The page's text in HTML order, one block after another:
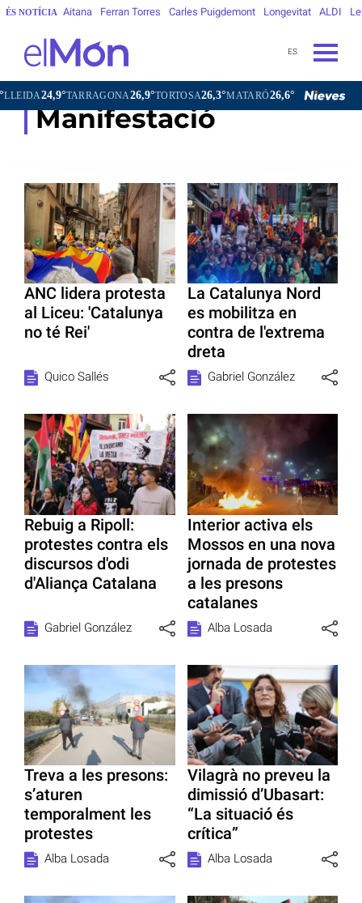
ÉS NOTÍCIA Aitana Ferran Torres Carles Puigdemont Longevitat ALDI
ES
24,9°TARRAGONA26,9°TORTOSA26,3°MATARÓ26,6°VIC20,7°
Manifestació
ANC lidera protesta
al Liceu: 'Catalunya
no té Rei'
Quico Sallés
La Catalunya Nord
es mobilitza en
contra de l'extrema
dreta
Gabriel González
Rebuig a Ripoll:
protestes contra els
discursos d'odi
d'Aliança Catalana
Gabriel González
Interior activa els
Mossos en una nova
jornada de protestes
a les presons
catalanes
Alba Losada
Treva a les presons:
s’aturen
temporalment les
protestes
Alba Losada
Vilagrà no preveu la
dimissió d’Ubasart:
“La situació és
crítica”
Alba Losada